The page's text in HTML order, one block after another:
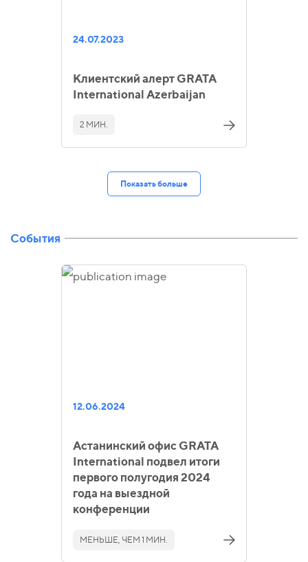
24.07.2023
Клиентский алерт GRATA
International Azerbaijan
2 МИН.
Показать больше
События
12.06.2024
Астанинский офис GRATA
International подвел итоги
первого полугодия 2024
года на выездной
конференции
МЕНЬШЕ, ЧЕМ 1 МИН.